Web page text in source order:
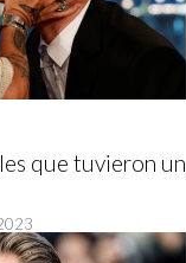
que tuvieron un